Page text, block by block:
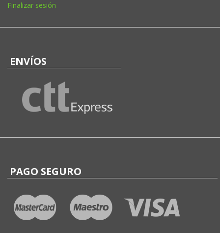
Finalizar sesión
ENVÍOS
PAGO SEGURO